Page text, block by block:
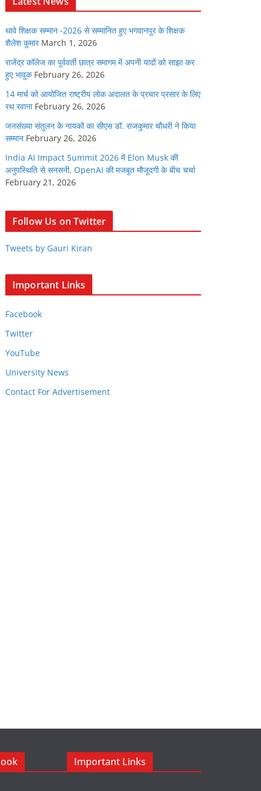
थावे शिक्षक सम्मान -2026 से सम्मानित हुए भगवानपुर के शिक्षक
शैलेश कुमार March 1, 2026
राजेंद्र कॉलेज का पूर्ववर्ती छात्र समागम में अपनी यादों को साझा कर
हुए भावुक February 26, 2026
14 मार्च को आयोजित राष्ट्रीय लोक अदालत के प्रचार प्रसार के लिए
रथ रवाना February 26, 2026
जनसंख्या संतुलन के नायकों का सीएस डॉ. राजकुमार चौधरी ने किया
सम्मान February 26, 2026
India AI Impact Summit 2026 में Elon Musk की
अनुपस्थिति से सनसनी, OpenAI की मजबूत मौजूदगी के बीच चर्चा
February 21, 2026
Follow Us on Twitter
Tweets by Gauri Kiran
Important Links
Facebook
Twitter
YouTube
University News
Contact For Advertisement
Important Links